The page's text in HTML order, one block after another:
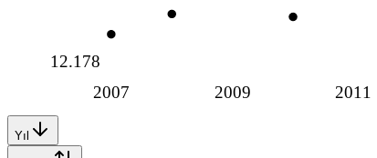
2007 2009 2011
12.178
Yıl